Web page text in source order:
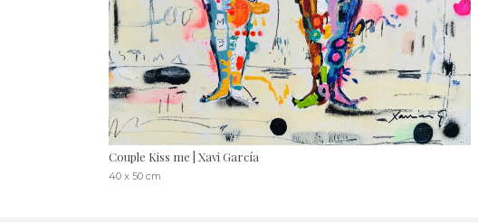
Couple Kiss me | Xavi García
40 x 50 cm